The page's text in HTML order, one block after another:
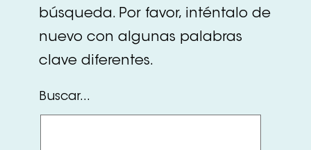
búsqueda. Por favor, inténtalo de
nuevo con algunas palabras
clave diferentes.
Buscar...